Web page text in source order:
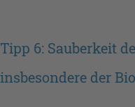
Tipp 6: Sauberkeit
insbesondere der